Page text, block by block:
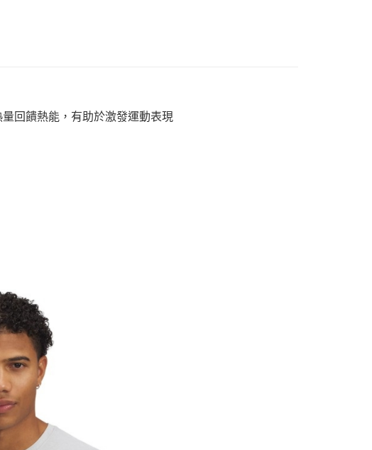
回饋熱能，有助於激發運動表現